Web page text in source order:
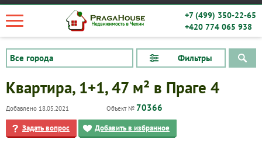
+7 (499) 350-22-65
+420 774 065 938
Фильтры
Квартира, 1+1, 47 м² в Праге 4
Добавлено 18.05.2021 Объект № 70366
Задать вопрос Добавить в избранное